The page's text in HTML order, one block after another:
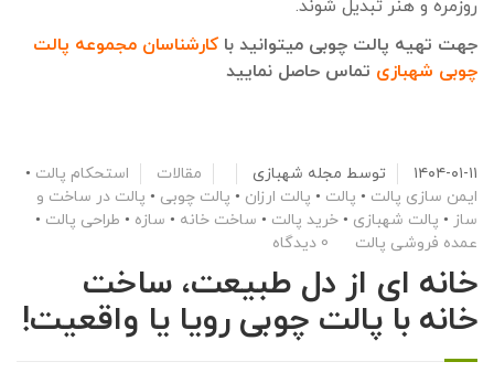
روزمره و هنر تبدیل شوند.
جهت تهیه پالت چوبی میتوانید با کارشناسان مجموعه پالت
چوبی شهبازی تماس حاصل نمایید
۱۴۰۴-۰۱-۱۱ توسط مجله شهبازی مقالات استحکام پالت •
ایمن سازی پالت • پالت • پالت ارزان • پالت چوبی • پالت در ساخت و
ساز • پالت شهبازی • خرید پالت • ساخت خانه • سازه • طراحی پالت •
عمده فروشی پالت
0 دیدگاه
خانه ای از دل طبیعت، ساخت
خانه با پالت چوبی رویا یا واقعیت!